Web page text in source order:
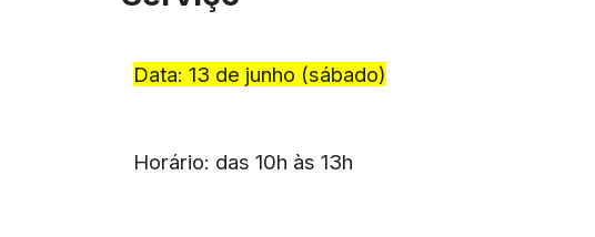
Data: 13 de junho (sábado)
Horário: das 10h às 13h